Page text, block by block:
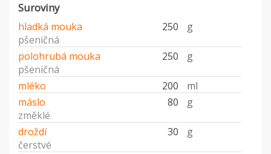
Suroviny
hladká mouka 250
g
pšeničná
polohrubá mouka
250
g
pšeničná
mléko
200
ml
máslo
80
g
změklé
droždí
30
g
čerstvé